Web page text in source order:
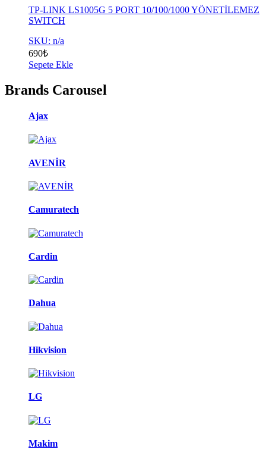
TP-LINK LS1005G 5 PORT 10/100/1000 YÖNETİLEMEZ
SWITCH
SKU: n/a
690₺
Sepete Ekle
Brands Carousel
Ajax
AVENİR
Camuratech
Cardin
Dahua
Hikvision
LG
Makim